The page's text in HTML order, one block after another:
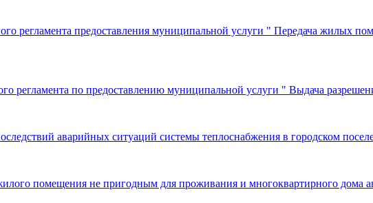
регламента предоставления муниципальной услуги " Передача жилых
регламента по предоставлению муниципальной услуги " Выдача
аварийных ситуаций системы теплоснабжения в городском
помещения не пригодным для проживания и многоквартирного дома